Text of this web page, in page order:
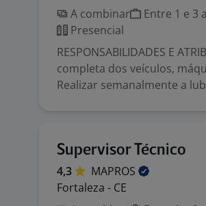
A combinar
Entre 1 e 3
Presencial
RESPONSABILIDADES E
completa dos veículos,
Realizar semanalmente a
Supervisor Técnico
4,3
MAPROS
Fortaleza - CE